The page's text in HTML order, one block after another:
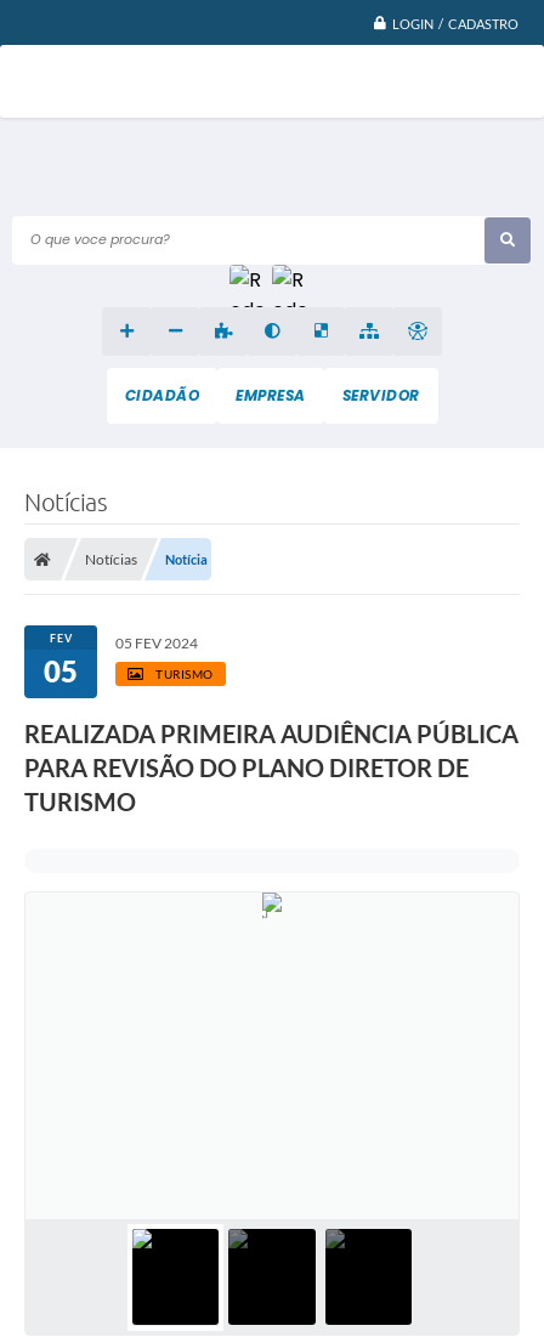
LOGIN / CADASTRO
O que voce procura?
CIDADÃO EMPRESA SERVIDOR
Notícias
Notícias Notícia
FEV
05
05 FEV 2024
TURISMO
REALIZADA PRIMEIRA AUDIÊNCIA PÚBLICA
PARA REVISÃO DO PLANO DIRETOR DE
TURISMO